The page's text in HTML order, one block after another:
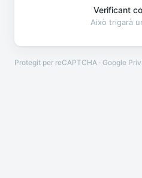
Verificant
Això trigarà
Protegit per reCAPTCHA · Google